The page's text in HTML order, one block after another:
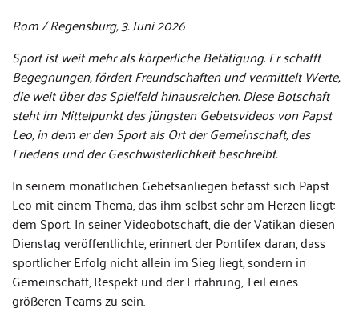
Rom / Regensburg, 3. Juni 2026
Sport ist weit mehr als körperliche Betätigung. Er schafft
Begegnungen, fördert Freundschaften und vermittelt Werte,
die weit über das Spielfeld hinausreichen. Diese Botschaft
steht im Mittelpunkt des jüngsten Gebetsvideos von Papst
Leo, in dem er den Sport als Ort der Gemeinschaft, des
Friedens und der Geschwisterlichkeit beschreibt.
In seinem monatlichen Gebetsanliegen befasst sich Papst
Leo mit einem Thema, das ihm selbst sehr am Herzen liegt:
dem Sport. In seiner Videobotschaft, die der Vatikan diesen
Dienstag veröffentlichte, erinnert der Pontifex daran, dass
sportlicher Erfolg nicht allein im Sieg liegt, sondern in
Gemeinschaft, Respekt und der Erfahrung, Teil eines
größeren Teams zu sein.